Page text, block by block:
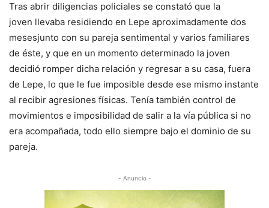
Tras abrir diligencias policiales se constató que la
joven llevaba residiendo en Lepe aproximadamente dos
mesesjunto con su pareja sentimental y varios familiares
de éste, y que en un momento determinado la joven
decidió romper dicha relación y regresar a su casa, fuera
de Lepe, lo que le fue imposible desde ese mismo instante
al recibir agresiones físicas. Tenía también control de
movimientos e imposibilidad de salir a la vía pública si no
era acompañada, todo ello siempre bajo el dominio de su
pareja.
- Anuncio -